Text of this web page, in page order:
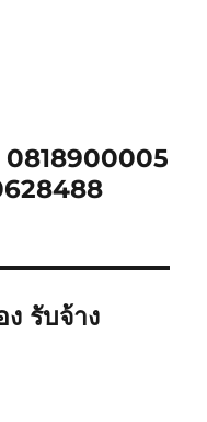
0818900005
รับจ้าง